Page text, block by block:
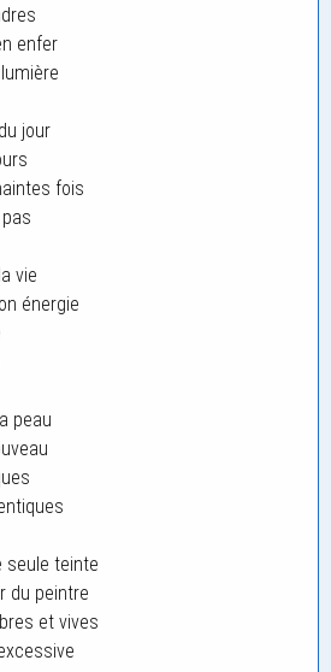
enfer
jour
fois
vie
énergie
peau
seule teinte
du peintre
et vives